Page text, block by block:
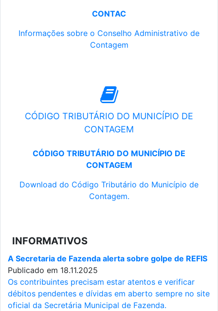
CONTAC
Informações sobre o Conselho Administrativo de
Contagem
CÓDIGO TRIBUTÁRIO DO MUNICÍPIO DE
CONTAGEM
CÓDIGO TRIBUTÁRIO DO MUNICÍPIO DE
CONTAGEM
Download do Código Tributário do Município de
Contagem.
INFORMATIVOS
A Secretaria de Fazenda alerta sobre golpe de REFIS
Publicado em 18.11.2025
Os contribuintes precisam estar atentos e verificar
débitos pendentes e dívidas em aberto sempre no site
oficial da Secretária Municipal de Fazenda.